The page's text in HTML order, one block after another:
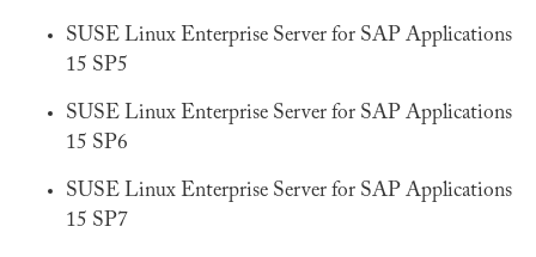
SUSE Linux Enterprise Server for SAP Applications
15 SP5
SUSE Linux Enterprise Server for SAP Applications
15 SP6
SUSE Linux Enterprise Server for SAP Applications
15 SP7